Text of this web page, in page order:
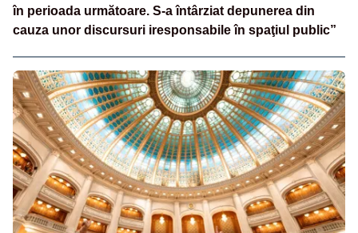
în perioada următoare. S-a întârziat depunerea din
cauza unor discursuri iresponsabile în spaţiul public”